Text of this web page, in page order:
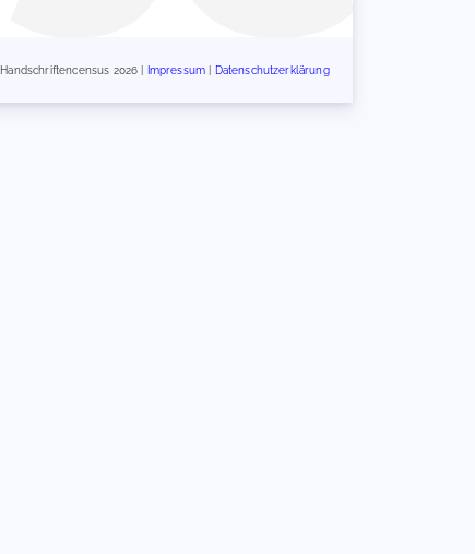
Handschriftencensus 2026 | Impressum Datenschutzerklärung